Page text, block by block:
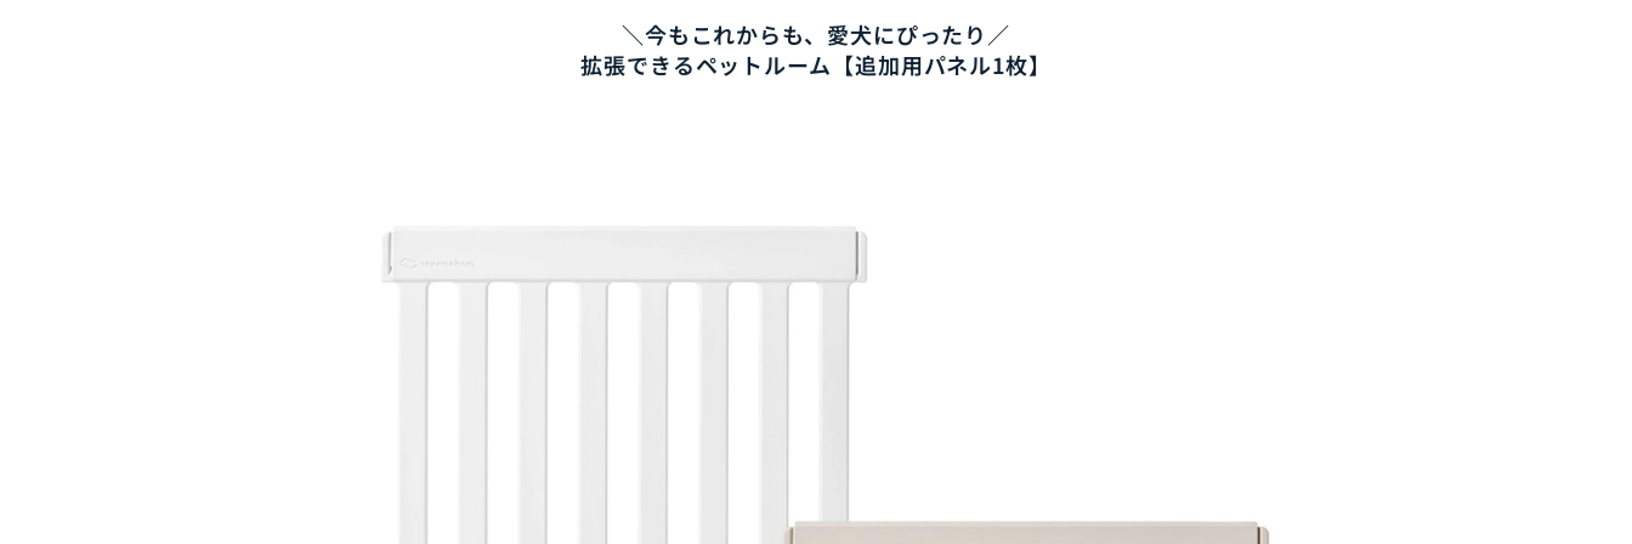
＼今もこれからも、愛犬にぴったり／
拡張できるペットルーム【追加用パネル1枚】